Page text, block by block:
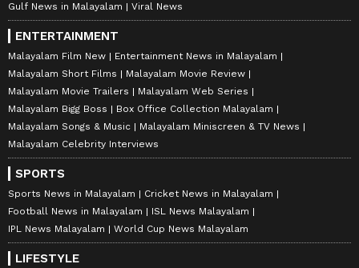
Gulf News in Malayalam
Viral News
ENTERTAINMENT
Malayalam Film New
Entertainment News in Malayalam
Malayalam Short Films
Malayalam Movie Review
Malayalam Movie Trailers
Malayalam Web Series
Malayalam Bigg Boss
Box Office Collection Malayalam
Malayalam Songs & Music
Malayalam Miniscreen & TV News
Malayalam Celebrity Interviews
SPORTS
Sports News in Malayalam
Cricket News in Malayalam
Football News in Malayalam
ISL News Malayalam
IPL News Malayalam
World Cup News Malayalam
LIFESTYLE